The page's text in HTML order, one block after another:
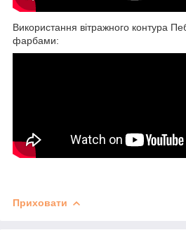
Використання вітражного контура
фарбами:
Приховати